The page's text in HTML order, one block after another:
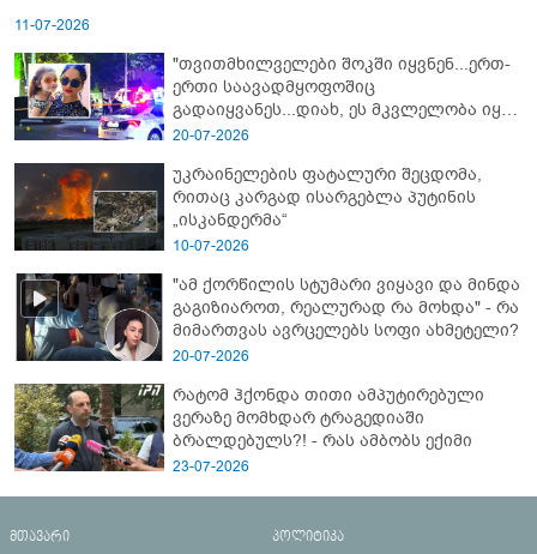
11-07-2026
"თვითმხილველები შოკში იყვნენ...ერთ-
ერთი საავადმყოფოშიც
გადაიყვანეს...დიახ, ეს მკვლელობა იყო"
- გორში დატრიალებული ტრაგედიის
20-07-2026
უკრაინელების ფატალური შეცდომა,
რითაც კარგად ისარგებლა პუტინის
„ისკანდერმა“
10-07-2026
"ამ ქორწილის სტუმარი ვიყავი და მინდა
გაგიზიაროთ, რეალურად რა მოხდა" - რა
მიმართვას ავრცელებს სოფი ახმეტელი?
20-07-2026
რატომ ჰქონდა თითი ამპუტირებული
ვერაზე მომხდარ ტრაგედიაში
ბრალდებულს?! - რას ამბობს ექიმი
23-07-2026
მთავარი პოლიტიკა